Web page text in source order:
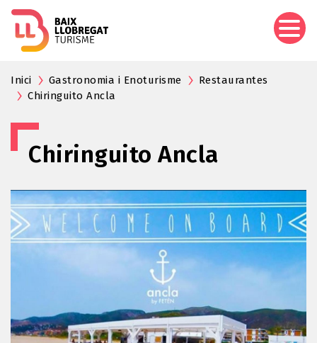
Inici Gastronomia i Enoturisme
Restaurantes
Chiringuito Ancla
Chiringuito Ancla